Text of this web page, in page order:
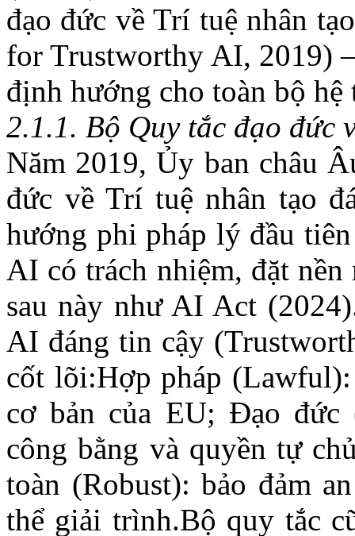
đạo đức về Trí tuệ nhân
for Trustworthy AI, 2019)
định hướng cho toàn bộ hệ
2.1.1. Bộ Quy tắc đạo đức
Năm 2019, Ủy ban châu
đức về Trí tuệ nhân tạo
hướng phi pháp lý đầu
AI có trách nhiệm, đặt nền
sau này như AI Act
AI đáng tin cậy
cốt lõi:Hợp pháp
cơ bản của EU; Đạo đức
công bằng và quyền tự
toàn (Robust): bảo đảm
thể giải trình.Bộ quy tắc